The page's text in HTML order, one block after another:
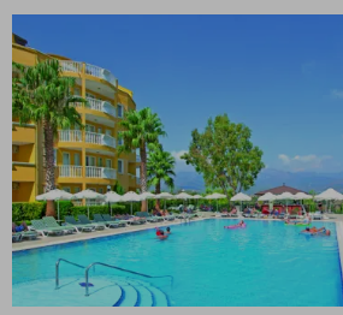
zwembad
Smakelijk
dineren in 3 à-la-
carterestaurants
of ga voor het
uitgebreide
buffetrestaurant
Verblijf in
een (deluxe)
familiekamer